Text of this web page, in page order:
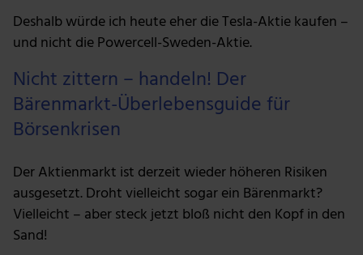
Deshalb würde ich heute eher die Tesla-Aktie kaufen –
und nicht die Powercell-Sweden-Aktie.
Nicht zittern – handeln! Der
Bärenmarkt-Überlebensguide für
Börsenkrisen
Der Aktienmarkt ist derzeit wieder höheren Risiken
ausgesetzt. Droht vielleicht sogar ein Bärenmarkt?
Vielleicht – aber steck jetzt bloß nicht den Kopf in den
Sand!